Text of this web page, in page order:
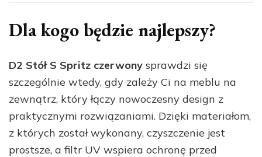
Dla kogo będzie najlepszy?
D2 Stół S Spritz czerwony sprawdzi się
szczególnie wtedy, gdy zależy Ci na meblu na
zewnątrz, który łączy nowoczesny design z
praktycznymi rozwiązaniami. Dzięki materiałom,
z których został wykonany, czyszczenie jest
prostsze, a filtr UV wspiera ochronę przed